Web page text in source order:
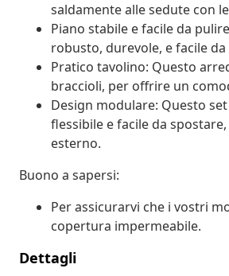
saldamente alle sedute con
Piano stabile e facile da
robusto, durevole, e facile
Pratico tavolino: Questo
braccioli, per offrire un
Design modulare: Questo
flessibile e facile da
esterno.
Buono a sapersi:
Per assicurarvi che i vostri
copertura impermeabile.
Dettagli